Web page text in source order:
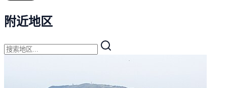
附近地区